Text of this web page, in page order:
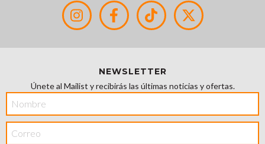
NEWSLETTER
Únete al Mailist y recibirás las últimas noticias y ofertas.